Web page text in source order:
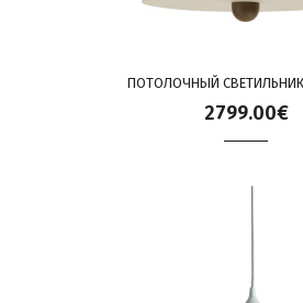
ПОТОЛОЧНЫЙ СВЕТИЛЬНИК
2799.00€